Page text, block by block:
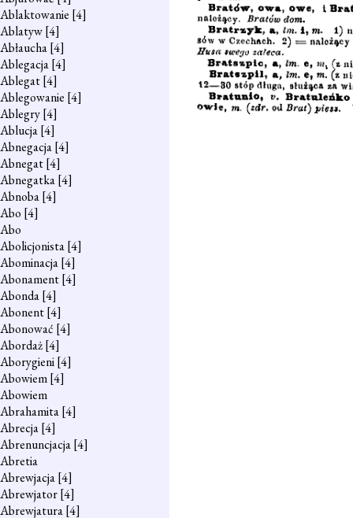
Ablaktowanie [4]
Ablatyw[4]
Abłaucha[4]
Ablegacja[4]
Ablegat[4]
Ablegowanie [4]
Ablegry[4]
Ablucja[4]
Abnegacja[4]
Abnegat[4]
Abnegatka[4]
Abnoba[4]
Abo [4]
Abo
Abolicjonista[4]
Abominacja[4]
Abonament[4]
Abonda[4]
Abonent[4]
Abonować [4]
Abordaż[4]
Aborygieni[4]
Abowiem[4]
Abowiem
Abrahamita[4]
Abrecja[4]
Abrenuncjacja[4]
Abretia
Abrewjacja[4]
Abrewjator[4]
Abrewjatura[4]